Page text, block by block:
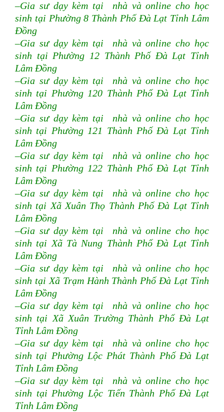
–Gia sư dạy kèm tại nhà và online cho học
sinh tại Phường 8 Thành Phố Đà Lạt Tỉnh Lâm
Đồng
–Gia sư dạy kèm tại nhà và online cho học
sinh tại Phường 12 Thành Phố Đà Lạt Tỉnh
Lâm Đồng
–Gia sư dạy kèm tại nhà và online cho học
sinh tại Phường 120 Thành Phố Đà Lạt Tỉnh
Lâm Đồng
–Gia sư dạy kèm tại nhà và online cho học
sinh tại Phường 121 Thành Phố Đà Lạt Tỉnh
Lâm Đồng
–Gia sư dạy kèm tại nhà và online cho học
sinh tại Phường 122 Thành Phố Đà Lạt Tỉnh
Lâm Đồng
–Gia sư dạy kèm tại nhà và online cho học
sinh tại Xã Xuân Thọ Thành Phố Đà Lạt Tỉnh
Lâm Đồng
–Gia sư dạy kèm tại nhà và online cho học
sinh tại Xã Tà Nung Thành Phố Đà Lạt Tỉnh
Lâm Đồng
–Gia sư dạy kèm tại nhà và online cho học
sinh tại Xã Trạm Hành Thành Phố Đà Lạt Tỉnh
Lâm Đồng
–Gia sư dạy kèm tại nhà và online cho học
sinh tại Xã Xuân Trường Thành Phố Đà Lạt
Tỉnh Lâm Đồng
–Gia sư dạy kèm tại nhà và online cho học
sinh tại Phường Lộc Phát Thành Phố Đà Lạt
Tỉnh Lâm Đồng
–Gia sư dạy kèm tại nhà và online cho học
sinh tại Phường Lộc Tiến Thành Phố Đà Lạt
Tỉnh Lâm Đồng